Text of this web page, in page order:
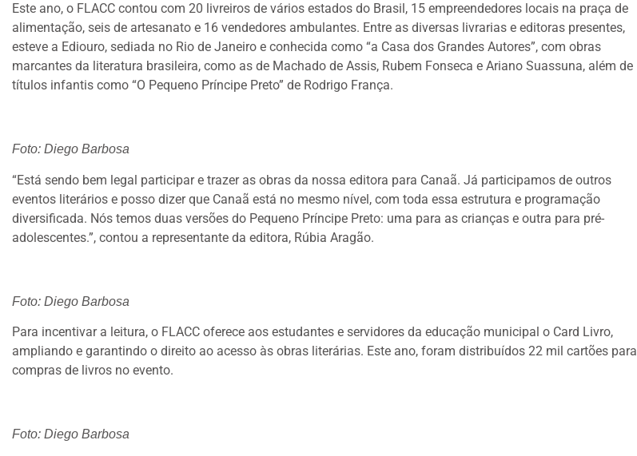
Este ano, o FLACC contou com 20 livreiros de vários estados do Brasil, 15 empreendedores locais na praça de
alimentação, seis de artesanato e 16 vendedores ambulantes. Entre as diversas livrarias e editoras presentes,
esteve a Ediouro, sediada no Rio de Janeiro e conhecida como “a Casa dos Grandes Autores”, com obras
marcantes da literatura brasileira, como as de Machado de Assis, Rubem Fonseca e Ariano Suassuna, além de
títulos infantis como “O Pequeno Príncipe Preto” de Rodrigo França.
Foto: Diego Barbosa
“Está sendo bem legal participar e trazer as obras da nossa editora para Canaã. Já participamos de outros
eventos literários e posso dizer que Canaã está no mesmo nível, com toda essa estrutura e programação
diversificada. Nós temos duas versões do Pequeno Príncipe Preto: uma para as crianças e outra para pré-
adolescentes.”, contou a representante da editora, Rúbia Aragão.
Foto: Diego Barbosa
Para incentivar a leitura, o FLACC oferece aos estudantes e servidores da educação municipal o Card Livro,
ampliando e garantindo o direito ao acesso às obras literárias. Este ano, foram distribuídos 22 mil cartões para
compras de livros no evento.
Foto: Diego Barbosa